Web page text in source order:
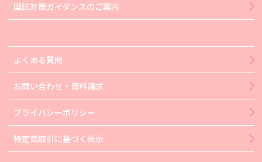
国試対策ガイダンスのご案内
よくある質問
お問い合わせ・資料請求
プライバシーポリシー
特定商取引に基づく表示